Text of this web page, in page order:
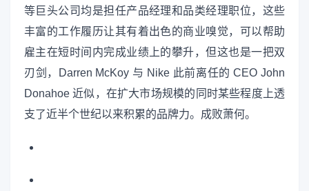
等巨头公司均是担任产品经理和品类经理职位，这些
丰富的工作履历让其有着出色的商业嗅觉，可以帮助
雇主在短时间内完成业绩上的攀升，但这也是一把双
刃剑，Darren McKoy 与 Nike 此前离任的 CEO John
Donahoe 近似，在扩大市场规模的同时某些程度上透
支了近半个世纪以来积累的品牌力。成败萧何。